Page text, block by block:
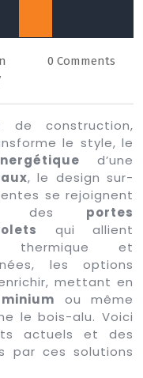
0 Comments
de construction,
le style, le
d’une
, le design sur-
se rejoignent
des portes
qui allient
thermique et
les options
mettant en
ou même
le bois-alu. Voici
actuels et des
par ces solutions